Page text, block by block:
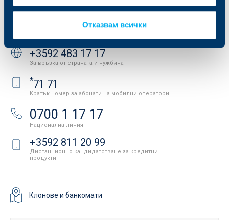
Отказвам всички
Контакти
API портал за разработчици
Свържете се с нас
+3592 483 17 17
За връзка от страната и чужбина
*71 71
Кратък номер за абонати на мобилни оператори
0700 1 17 17
Национална линия
+3592 811 20 99
Дистанционно кандидатстване за кредитни
продукти
Клонове и банкомати